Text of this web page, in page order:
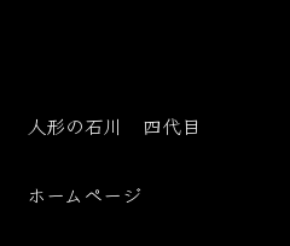
人形の石川 四代目
ホームページ